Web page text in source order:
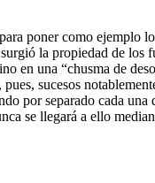
poner como ejemplo
la propiedad de
en una “chusma de
sucesos
por separado cada
se llegará a ello